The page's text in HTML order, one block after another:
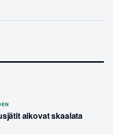
aikovat skaalata